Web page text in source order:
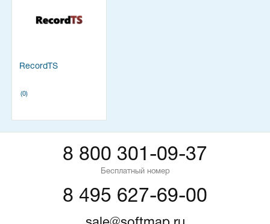
RecordTS
(0)
8 800 301-09-37
Бесплатный номер
8 495 627-69-00